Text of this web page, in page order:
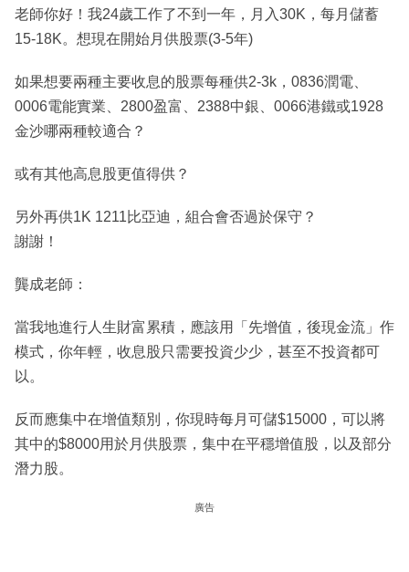
老師你好！我24歲工作了不到一年，月入30K，每月儲蓄
15-18K。想現在開始月供股票(3-5年)
如果想要兩種主要收息的股票每種供2-3k，0836潤電、
0006電能實業、2800盈富、2388中銀、0066港鐵或1928
金沙哪兩種較適合？
或有其他高息股更值得供？
另外再供1K 1211比亞迪，組合會否過於保守？
謝謝！
龔成老師：
當我地進行人生財富累積，應該用「先增值，後現金流」作
模式，你年輕，收息股只需要投資少少，甚至不投資都可
以。
反而應集中在增值類別，你現時每月可儲$15000，可以將
其中的$8000用於月供股票，集中在平穩增值股，以及部分
潛力股。
廣告